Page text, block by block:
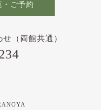
ご予約
（両館共通）